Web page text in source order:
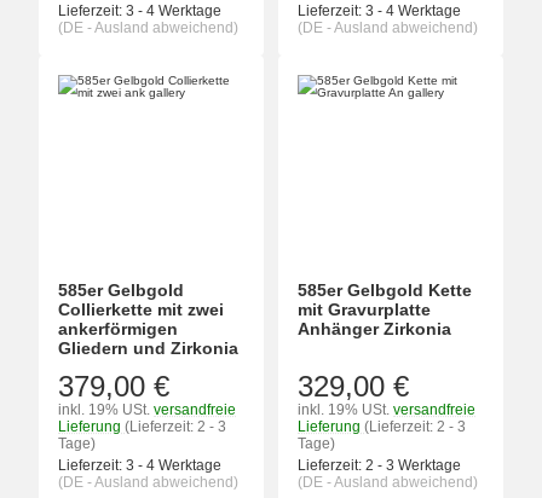
Lieferzeit: 3 - 4 Werktage
(DE - Ausland abweichend)
Lieferzeit: 3 - 4 Werktage
(DE - Ausland abweichend)
585er Gelbgold
Collierkette mit zwei
ankerförmigen
Gliedern und Zirkonia
379,00 €
inkl. 19% USt. versandfreie
Lieferung (Lieferzeit: 2 - 3
Tage)
Lieferzeit: 3 - 4 Werktage
(DE - Ausland abweichend)
585er Gelbgold Kette
mit Gravurplatte
Anhänger Zirkonia
329,00 €
inkl. 19% USt. versandfreie
Lieferung (Lieferzeit: 2 - 3
Tage)
Lieferzeit: 2 - 3 Werktage
(DE - Ausland abweichend)